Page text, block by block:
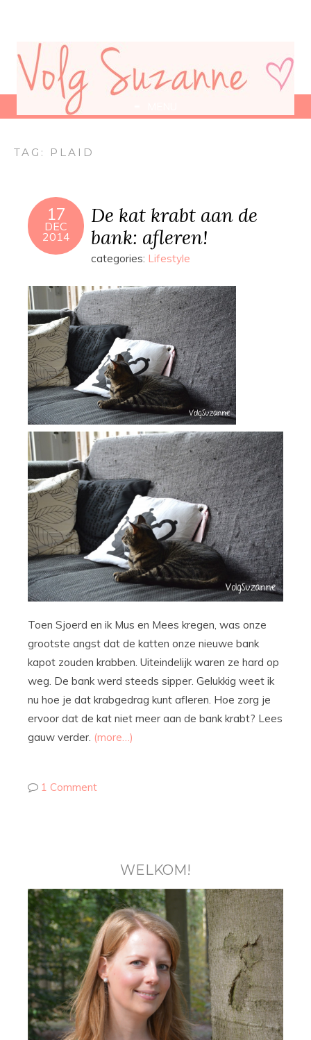
TAG: PLAID
17
DEC
2014
De kat krabt aan de
bank: afleren!
categories: Lifestyle
Toen Sjoerd en ik Mus en Mees kregen, was onze
grootste angst dat de katten onze nieuwe bank
kapot zouden krabben. Uiteindelijk waren ze hard op
weg. De bank werd steeds sipper. Gelukkig weet ik
nu hoe je dat krabgedrag kunt afleren. Hoe zorg je
ervoor dat de kat niet meer aan de bank krabt? Lees
gauw verder. (more…)
1 Comment
WELKOM!